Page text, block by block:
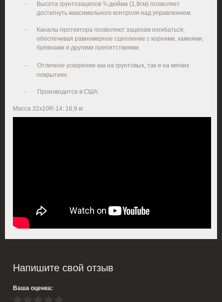
-
Высота грунтозацепов ¾ дюйма (1,9см) позволяет
достигнуть максимального контроля над управлением.
-
Каналы протектора позволяют зацепам изгибаться,
обеспечивая равномерное сцепление с корнями, камнями,
брёвнами и другими препятствиями.
-
Отличное ускорение как на грунтовых, так и на мягких
покрытиях.
- Производится в США.
Масса 32x10R-14: 16,9 кг
Напишите свой отзыв
Ваша оценка: